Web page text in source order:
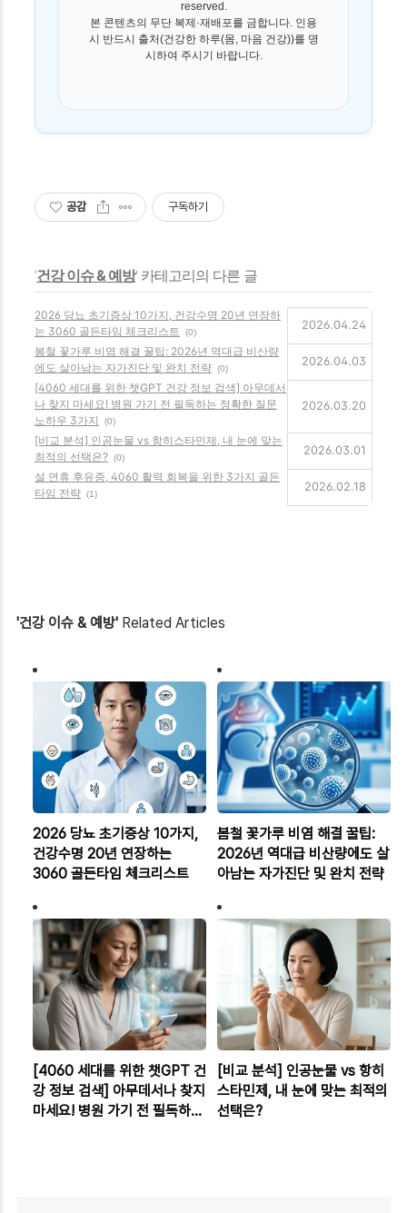
reserved.
본 콘텐츠의 무단 복제·재배포를 금합니다. 인용
시 반드시 출처(건강한 하루(몸, 마음 건강))를 명
시하여 주시기 바랍니다.
공감 구독하기
'건강 이슈 & 예방' 카테고리의 다른 글
2026 당뇨 초기증상 10가지, 건강수명 20년 연장하
는 3060 골든타임 체크리스트
(0)
2026.04.24
봄철 꽃가루 비염 해결 꿀팁: 2026년 역대급 비산량
에도 살아남는 자가진단 및 완치 전략 (0)
2026.04.03
[4060 세대를 위한 챗GPT 건강 정보 검색] 아무데서
나 찾지 마세요! 병원 가기 전 필독하는 정확한 질문
노하우 3가지
(0)
2026.03.20
[비교 분석] 인공눈물 vs 항히스타민제, 내 눈에 맞는
최적의 선택은? (0)
2026.03.01
설 연휴 후유증, 4060 활력 회복을 위한 3가지 골든
타임 전략 (1)
2026.02.18
'건강 이슈 & 예방' Related Articles
2026 당뇨 초기증상 10가지,
건강수명 20년 연장하는
3060 골든타임 체크리스트
봄철 꽃가루 비염 해결 꿀팁:
2026년 역대급 비산량에도 살
아남는 자가진단 및 완치 전략
[4060 세대를 위한 챗GPT 건
강 정보 검색] 아무데서나 찾지
마세요! 병원 가기 전 필독하는
[비교 분석] 인공눈물 vs 항히
스타민제, 내 눈에 맞는 최적의
선택은?